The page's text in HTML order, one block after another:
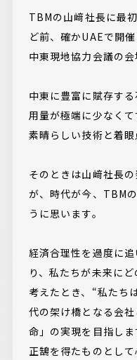
TBMの山﨑社長に最
ど前、確かUAEで開
中東現地協力会議の会
中東に豊富に賦存す
用量が極端に少なく
素晴らしい技術と着眼
そのときは山﨑社長
が、時代が今、TBM
うに思います。
経済合理性を過度に
り、私たちが未来に
考えたとき、“私たち
代の架け橋となる会
命」の実現を目指し
正鵠を得たものとして